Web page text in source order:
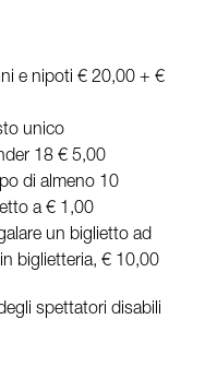
e nipoti € 20,00 + €
unico
18 € 5,00
di almeno 10
a € 1,00
un biglietto ad
biglietteria, € 10,00
spettatori disabili